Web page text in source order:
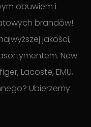
obuwiem i
brandów!
jakości,
New
Lacoste, EMU,
Ubierzemy